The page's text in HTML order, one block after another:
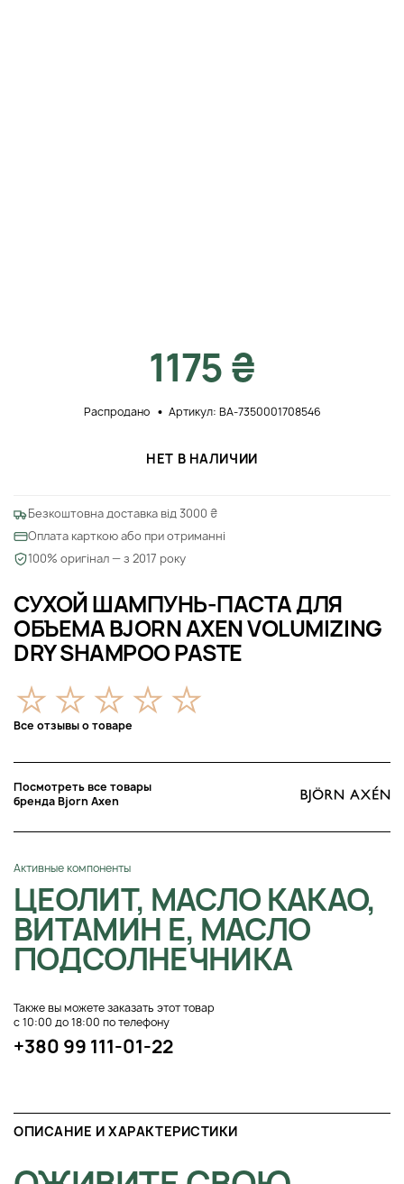
СУХОЙ ШАМПУНЬ-ПАСТА ДЛЯ
ОБЪЕМА BJORN AXEN VOLUMIZING
DRY SHAMPOO PASTE
Все отзывы о товаре
Посмотреть все товары
бренда Bjorn Axen
Активные компоненты
ЦЕОЛИТ, МАСЛО КАКАО,
ВИТАМИН Е, МАСЛО
ПОДСОЛНЕЧНИКА
Также вы можете заказать этот товар
с 10:00 до 18:00 по телефону
+380 99 111-01-22
1175 ₴
Распродано Артикул: BA-7350001708546
НЕТ В НАЛИЧИИ
Безкоштовна доставка від 3000 ₴
Оплата карткою або при отриманні
100% оригінал — з 2017 року
ОПИСАНИЕ И ХАРАКТЕРИСТИКИ